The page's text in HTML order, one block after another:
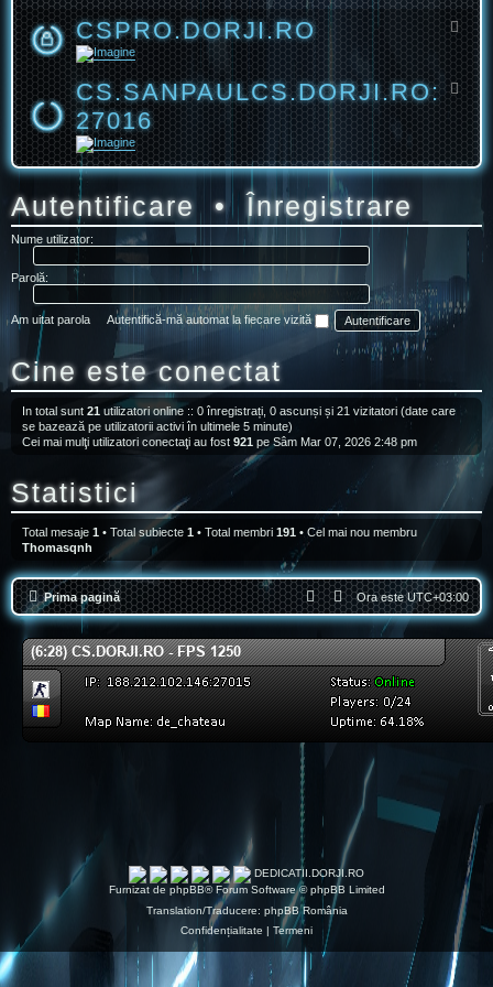
I
.
R
O
.
D
O
R
J
I
.
R
O
F
l
u
x
-
C
S
P
R
O
.
D
I
R
CSPRO.DORJI.RO
F
l
u
x
-
C
S
.
P
A
U
L
S
.
.
7
0
CS.SANPAULCS.DORJI.RO:
27016
Autentificare • Înregistrare
Nume utilizator:
Parolă:
Am uitat parola Autentifică-mă automat la fiecare vizită
Cine este conectat
In total sunt 21 utilizatori online :: 0 înregistrați, 0 ascunși și 21 vizitatori (date care
se bazează pe utilizatorii activi în ultimele 5 minute)
Cei mai mulţi utilizatori conectaţi au fost 921 pe Sâm Mar 07, 2026 2:48 pm
Statistici
Total mesaje 1 • Total subiecte 1 • Total membri 191 • Cel mai nou membru
Thomasqnh
Prima pagină Ora esteUTC+03:00
DEDICATII.DORJI.RO
Furnizat de phpBB® Forum Software © phpBB Limited
Translation/Traducere: phpBB România
Confidențialitate | Termeni